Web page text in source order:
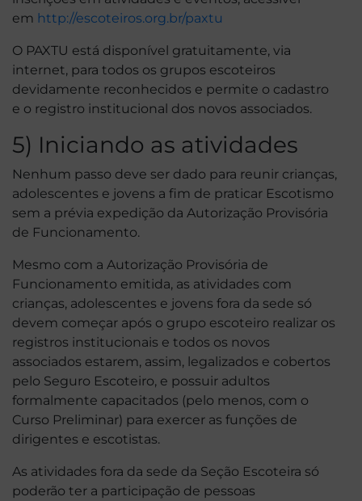
em http://escoteiros.org.br/paxtu
O PAXTU está disponível gratuitamente, via
internet, para todos os grupos escoteiros
devidamente reconhecidos e permite o cadastro
e o registro institucional dos novos associados.
5) Iniciando as atividades
Nenhum passo deve ser dado para reunir crianças,
adolescentes e jovens a fim de praticar Escotismo
sem a prévia expedição da Autorização Provisória
de Funcionamento.
Mesmo com a Autorização Provisória de
Funcionamento emitida, as atividades com
crianças, adolescentes e jovens fora da sede só
devem começar após o grupo escoteiro realizar os
registros institucionais e todos os novos
associados estarem, assim, legalizados e cobertos
pelo Seguro Escoteiro, e possuir adultos
formalmente capacitados (pelo menos, com o
Curso Preliminar) para exercer as funções de
dirigentes e escotistas.
As atividades fora da sede da Seção Escoteira só
poderão ter a participação de pessoas